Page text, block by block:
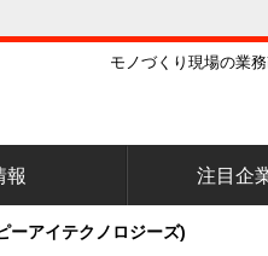
モノづくり現場の業
報 注目企
アイテクノロジーズ)